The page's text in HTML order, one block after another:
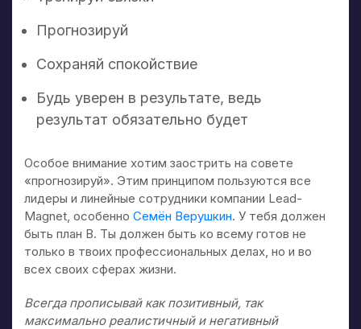
Прогнозируй
Сохраняй спокойствие
Будь уверен в результате, ведь
результат обязательно будет
Особое внимание хотим заострить на совете
«прогнозируй». Этим принципом пользуются все
лидеры и линейные сотрудники компании Lead-
Magnet, особенно Семён Верушкин. У тебя должен
быть план B. Ты должен быть ко всему готов не
только в твоих профессиональных делах, но и во
всех своих сферах жизни.
Всегда прописывай как позитивный, так
максимально реалистичный и негативный